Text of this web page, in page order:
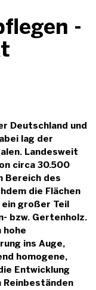
-
Deutschland und
lag der
Landesweit
circa 30.500
Bereich des
die Flächen
großer Teil
bzw. Gertenholz.
hohe
ins Auge,
homogene,
Entwicklung